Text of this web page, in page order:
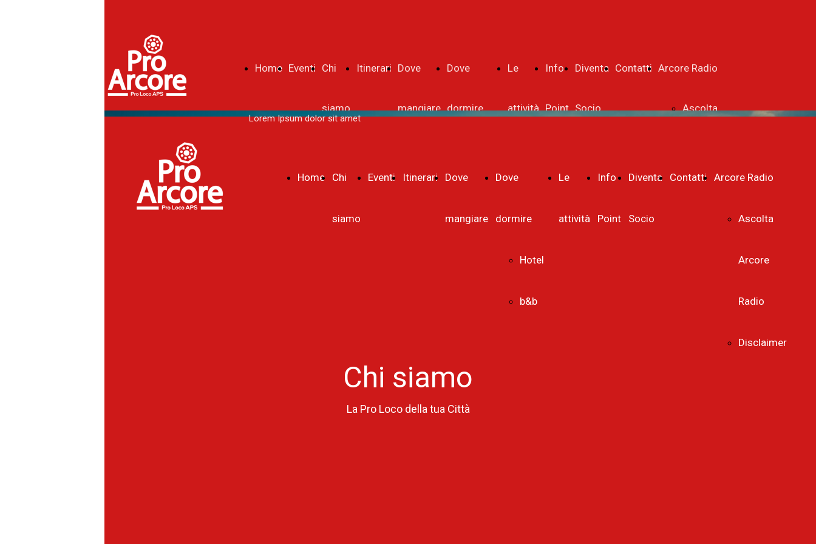
Home Eventi Chi
siamo
Itinerari Dove
mangiare
Dove
dormire
Le
attività
Info
Point
Diventa
Socio
Contatti Arcore Radio
Ascolta
facebook
Lorem Ipsum dolor sit amet
Home Chi
siamo
Eventi Itinerari Dove
mangiare
Dove
dormire
Hotel
b&b
Le
attività
Info
Point
Diventa
Socio
Contatti Arcore Radio
Ascolta
Arcore
Radio
Disclaimer
Chi siamo
La Pro Loco della tua Città